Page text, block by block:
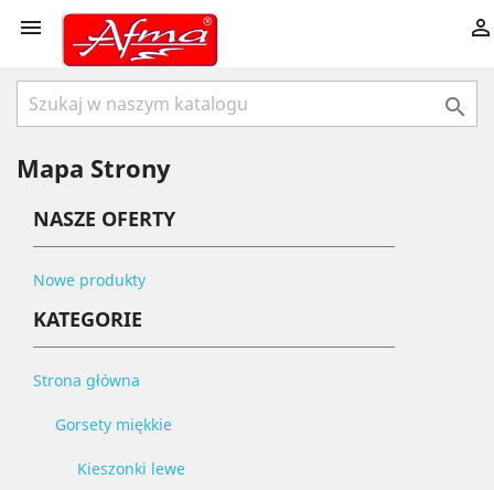
 

Mapa Strony
NASZE OFERTY
Nowe produkty
KATEGORIE
Strona główna
Gorsety miękkie
Kieszonki lewe